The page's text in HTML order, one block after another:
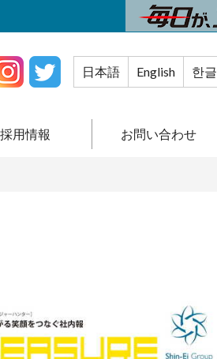
日本語 English 한글
採用情報 お問い合わせ